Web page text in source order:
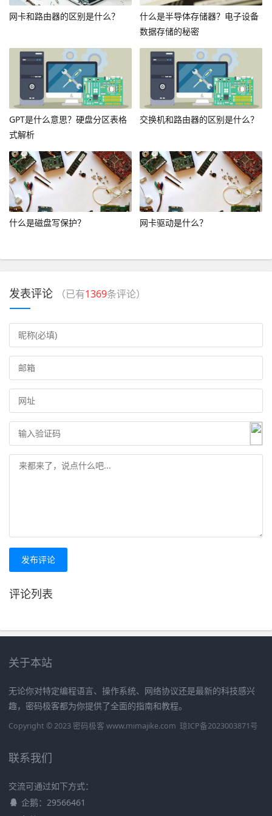
网卡和路由器的区别是什么？
什么是半导体存储器？电子设备
数据存储的秘密
GPT是什么意思？硬盘分区表格
式解析
交换机和路由器的区别是什么？
什么是磁盘写保护？ 网卡驱动是什么？
发表评论 （已有1369条评论）
发布评论
评论列表
关于本站
无论你对特定编程语言、操作系统、网络协议还是最新的科技感兴
趣，密码极客都为你提供了全面的指南和教程。
Copyright © 2023 密码极客 www.mimajike.com 琼ICP备2023003871号
联系我们
交流可通过如下方式：
企鹅：29566461